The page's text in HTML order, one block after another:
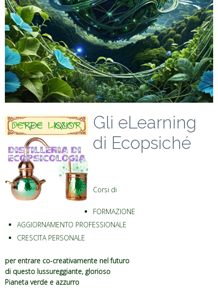
Gli eLearning
di Ecopsiché
Corsi di
FORMAZIONE
AGGIORNAMENTO PROFESSIONALE
CRESCITA PERSONALE
per entrare co-creativamente nel futuro
di questo lussureggiante, glorioso
Pianeta verde e azzurro